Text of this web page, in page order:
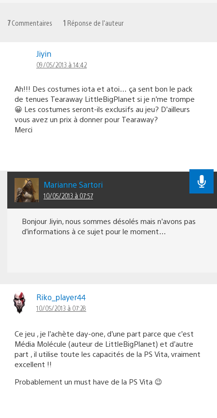
7Commentaires 1 Réponse de l'auteur
Jiyin
09/05/2013 à 14:42
Ah!!! Des costumes iota et atoi… ça sent bon le pack
de tenues Tearaway LittleBigPlanet si je n’me trompe
😀 Les costumes seront-ils exclusifs au jeu? D’ailleurs
vous avez un prix à donner pour Tearaway?
Merci
Marianne Sartori
10/05/2013 à 07:57
Bonjour Jiyin, nous sommes désolés mais n’avons pas
d’informations à ce sujet pour le moment…
Riko_player44
10/05/2013 à 07:28
Ce jeu , je l’achète day-one, d’une part parce que c’est
Média Molécule (auteur de LittleBigPlanet) et d’autre
part , il utilise toute les capacités de la PS Vita, vraiment
excellent !!
Probablement un must have de la PS Vita 😉